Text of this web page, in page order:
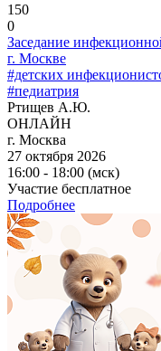
150
0
Заседание
г. Москве
#детских
#педиатрия
Ртищев А.Ю.
ОНЛАЙН
г. Москва
27 октября 2026
16:00 - 18:00 (мск)
Участие бесплатное
Подробнее